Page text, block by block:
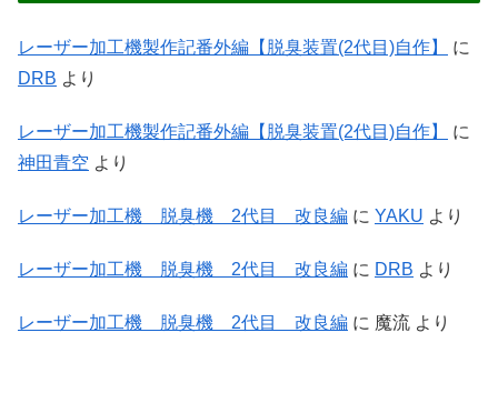
レーザー加工機製作記番外編【脱臭装置(2代目)自作】
に
DRB より
レーザー加工機製作記番外編【脱臭装置(2代目)自作】
に
神田青空 より
レーザー加工機 脱臭機 2代目 改良編 に YAKU より
レーザー加工機 脱臭機 2代目 改良編 に DRB より
レーザー加工機 脱臭機 2代目 改良編 に 魔流 より